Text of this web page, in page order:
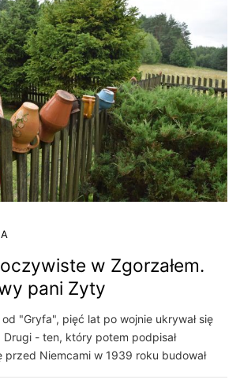
w Zgorzałem.
pani Zyty
"Gryfa", pięć lat po wojnie ukrywał się
- ten, który potem podpisał
przed Niemcami w 1939 roku budował